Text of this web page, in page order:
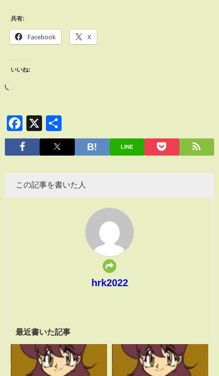
共有:
Facebook X
いいね:
Facebook
X
有
LINE
この記事を書いた人
hrk2022
最近書いた記事